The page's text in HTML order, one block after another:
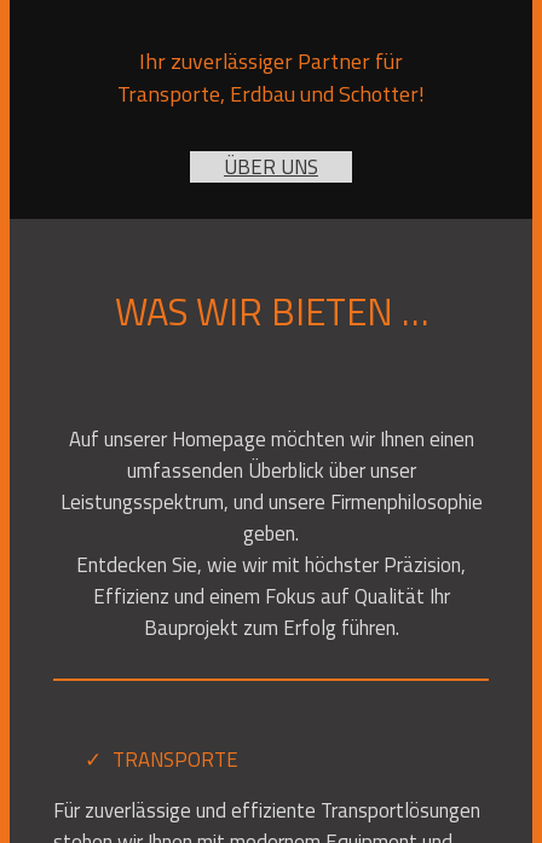
Ihr zuverlässiger Partner für
Transporte, Erdbau und Schotter!
ÜBER UNS
WAS WIR BIETEN …
Auf unserer Homepage möchten wir Ihnen einen
umfassenden Überblick über unser
Leistungsspektrum, und unsere Firmenphilosophie
geben.
Entdecken Sie, wie wir mit höchster Präzision,
Effizienz und einem Fokus auf Qualität Ihr
Bauprojekt zum Erfolg führen.
TRANSPORTE
Für zuverlässige und effiziente Transportlösungen